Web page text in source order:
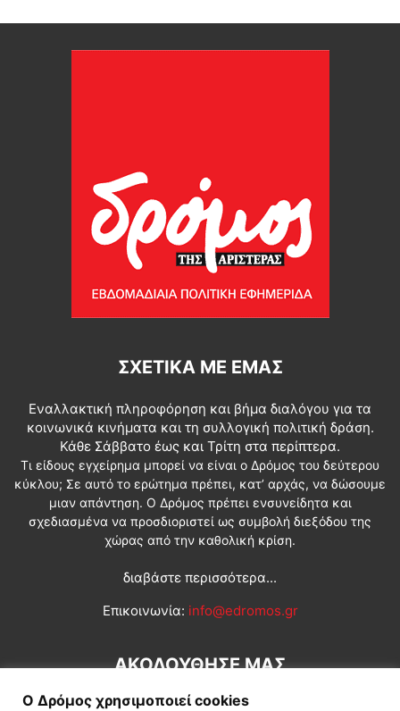
ΣΧΕΤΙΚΆ ΜΕ ΕΜΆΣ
Εναλλακτική πληροφόρηση και βήμα διαλόγου για τα
κοινωνικά κινήματα και τη συλλογική πολιτική δράση.
Κάθε Σάββατο έως και Τρίτη στα περίπτερα.
Τι είδους εγχείρημα μπορεί να είναι ο Δρόμος του δεύτερου
κύκλου; Σε αυτό το ερώτημα πρέπει, κατ’ αρχάς, να δώσουμε
μιαν απάντηση. Ο Δρόμος πρέπει ενσυνείδητα και
σχεδιασμένα να προσδιοριστεί ως συμβολή διεξόδου της
χώρας από την καθολική κρίση.
διαβάστε περισσότερα...
Επικοινωνία: info@edromos.gr
ΑΚΟΛΟΥΘΗΣΕ ΜΑΣ
Ο Δρόμος χρησιμοποιεί cookies